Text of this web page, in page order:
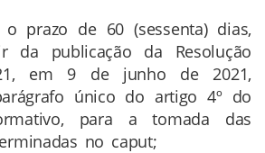
o prazo de 60 (sessenta) dias,
da publicação da Resolução
em 9 de junho de 2021,
único do artigo 4º do
para a tomada das
no caput;